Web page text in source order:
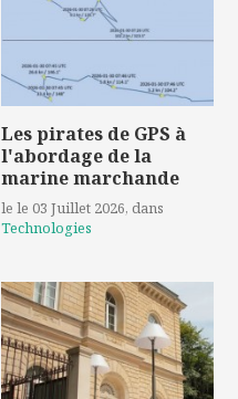
Les pirates de GPS à
l'abordage de la
marine marchande
le le 03 Juillet 2026, dans
Technologies